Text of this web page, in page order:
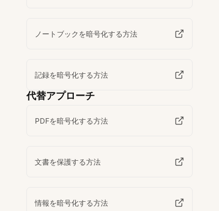
ノートブックを暗号化する方法
記録を暗号化する方法
代替アプローチ
PDFを暗号化する方法
文書を保護する方法
情報を暗号化する方法